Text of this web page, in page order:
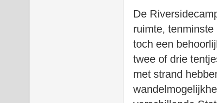
De
ruimte,
toch een
twee of drie
met strand